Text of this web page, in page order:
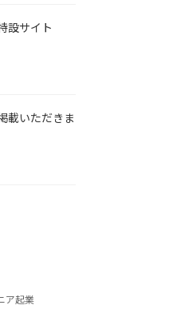
設サイト
載いただきま
ア起業